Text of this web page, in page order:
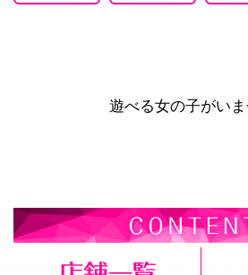
遊べる女の子がいま